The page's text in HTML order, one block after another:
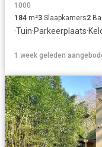
1000
184 m²3 Slaapkamers2
·Tuin·Parkeerplaats·
1 week geleden